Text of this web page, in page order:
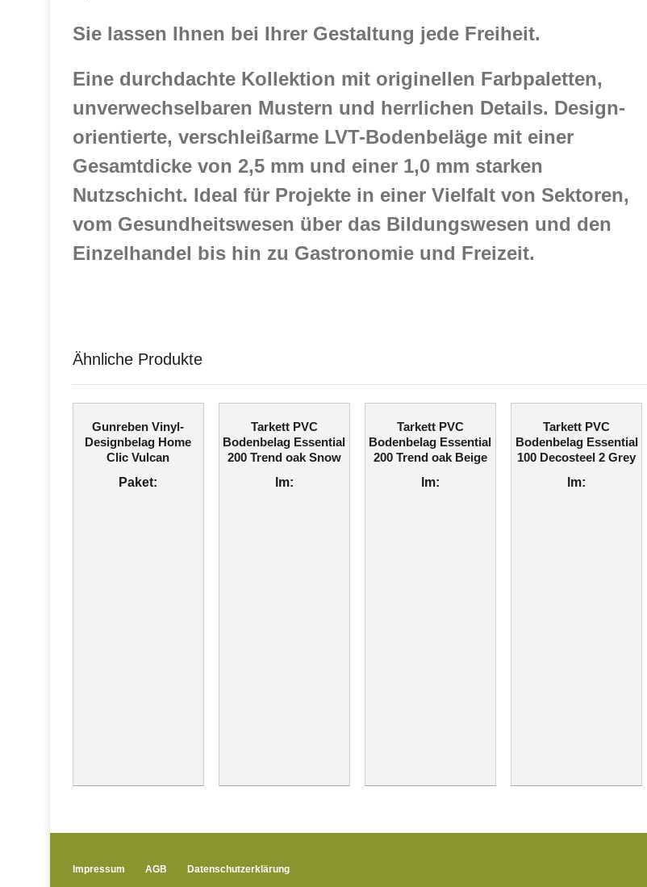
Sie lassen Ihnen bei Ihrer Gestaltung jede Freiheit.
Eine durchdachte Kollektion mit originellen Farbpaletten,
unverwechselbaren Mustern und herrlichen Details. Design-
orientierte, verschleißarme LVT-Bodenbeläge mit einer
Gesamtdicke von 2,5 mm und einer 1,0 mm starken
Nutzschicht. Ideal für Projekte in einer Vielfalt von Sektoren,
vom Gesundheitswesen über das Bildungswesen und den
Einzelhandel bis hin zu Gastronomie und Freizeit.
Ähnliche Produkte
Gunreben Vinyl-
Designbelag Home
Clic Vulcan
Paket:
Tarkett PVC
Bodenbelag Essential
200 Trend oak Snow
lm:
Tarkett PVC
Bodenbelag Essential
200 Trend oak Beige
lm:
Tarkett PVC
Bodenbelag Essential
100 Decosteel 2 Grey
lm:
Impressum AGB Datenschutzerklärung